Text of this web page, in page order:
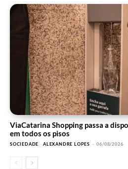
ViaCatarina Shopping passa a
em todos os pisos
SOCIEDADE ALEXANDRE LOPES - 06/08/2026